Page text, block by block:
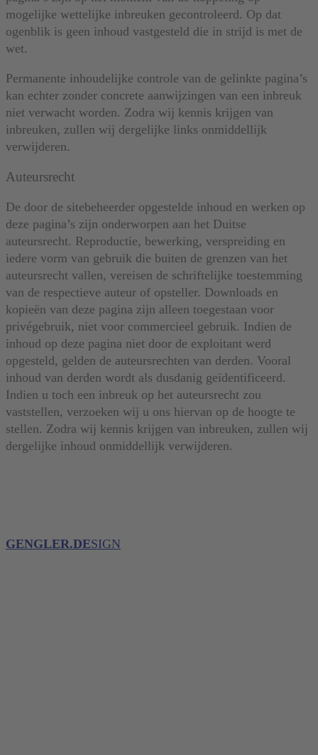
mogelijke wettelijke inbreuken gecontroleerd. Op dat
ogenblik is geen inhoud vastgesteld die in strijd is met de
wet.
Permanente inhoudelijke controle van de gelinkte pagina’s
kan echter zonder concrete aanwijzingen van een inbreuk
niet verwacht worden. Zodra wij kennis krijgen van
inbreuken, zullen wij dergelijke links onmiddellijk
verwijderen.
Auteursrecht
De door de sitebeheerder opgestelde inhoud en werken op
deze pagina’s zijn onderworpen aan het Duitse
auteursrecht. Reproductie, bewerking, verspreiding en
iedere vorm van gebruik die buiten de grenzen van het
auteursrecht vallen, vereisen de schriftelijke toestemming
van de respectieve auteur of opsteller. Downloads en
kopieën van deze pagina zijn alleen toegestaan voor
privégebruik, niet voor commercieel gebruik. Indien de
inhoud op deze pagina niet door de exploitant werd
opgesteld, gelden de auteursrechten van derden. Vooral
inhoud van derden wordt als dusdanig geïdentificeerd.
Indien u toch een inbreuk op het auteursrecht zou
vaststellen, verzoeken wij u ons hiervan op de hoogte te
stellen. Zodra wij kennis krijgen van inbreuken, zullen wij
dergelijke inhoud onmiddellijk verwijderen.
GENGLER.DESIGN